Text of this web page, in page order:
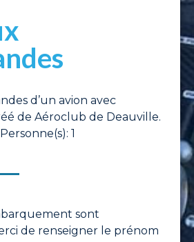
d’un avion avec
de Aéroclub de Deauville.
1
sont
de renseigner le prénom